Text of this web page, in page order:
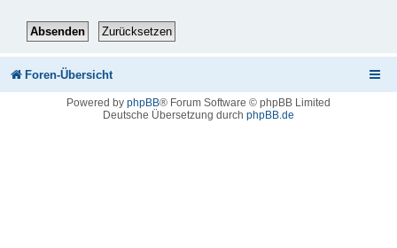
Foren-Übersicht
Powered by phpBB® Forum Software © phpBB Limited
Deutsche Übersetzung durch phpBB.de